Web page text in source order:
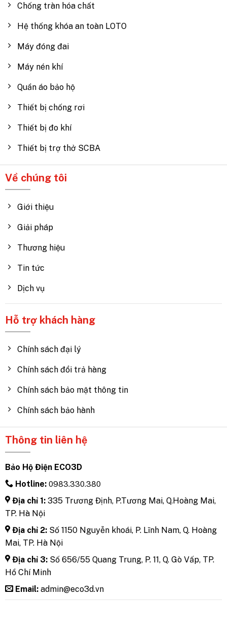
Chống tràn hóa chất
Hệ thống khóa an toàn LOTO
Máy đóng đai
Máy nén khí
Quần áo bảo hộ
Thiết bị chống rơi
Thiết bị đo khí
Thiết bị trợ thở SCBA
Về chúng tôi
Giới thiệu
Giải pháp
Thương hiệu
Tin tức
Dịch vụ
Hỗ trợ khách hàng
Chính sách đại lý
Chính sách đổi trả hàng
Chính sách bảo mật thông tin
Chính sách bảo hành
Thông tin liên hệ
Bảo Hộ Điện ECO3D
Hotline: 0983.330.380
Địa chỉ 1: 335 Trương Định, P.Tương Mai, Q.Hoàng Mai,
TP. Hà Nội
Địa chỉ 2: Số 1150 Nguyễn khoái, P. Lĩnh Nam, Q. Hoàng
Mai, TP. Hà Nội
Địa chỉ 3: Số 656/55 Quang Trung, P. 11, Q. Gò Vấp, TP.
Hồ Chí Minh
Email: admin@eco3d.vn